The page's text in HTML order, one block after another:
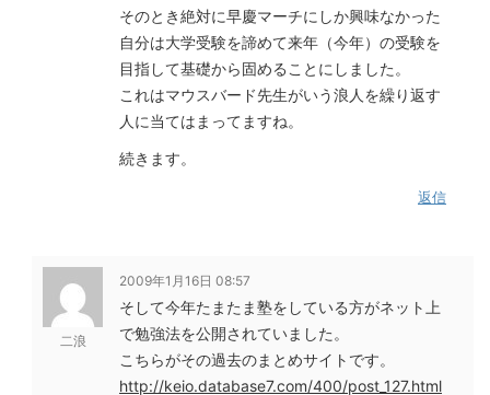
そのとき絶対に早慶マーチにしか興味なかった
自分は大学受験を諦めて来年（今年）の受験を
目指して基礎から固めることにしました。
これはマウスバード先生がいう浪人を繰り返す
人に当てはまってますね。
続きます。
返信
二浪
2009年1月16日 08:57
そして今年たまたま塾をしている方がネット上
で勉強法を公開されていました。
こちらがその過去のまとめサイトです。
http://keio.database7.com/400/post_127.html